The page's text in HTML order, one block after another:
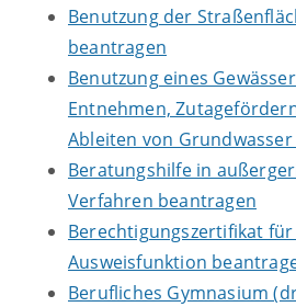
Benutzung der
beantragen
Benutzung eines
Entnehmen,
Ableiten von
Beratungshilfe in
Verfahren beantragen
Berechtigungszertifikat
Ausweisfunktion
Berufliches Gymnasium